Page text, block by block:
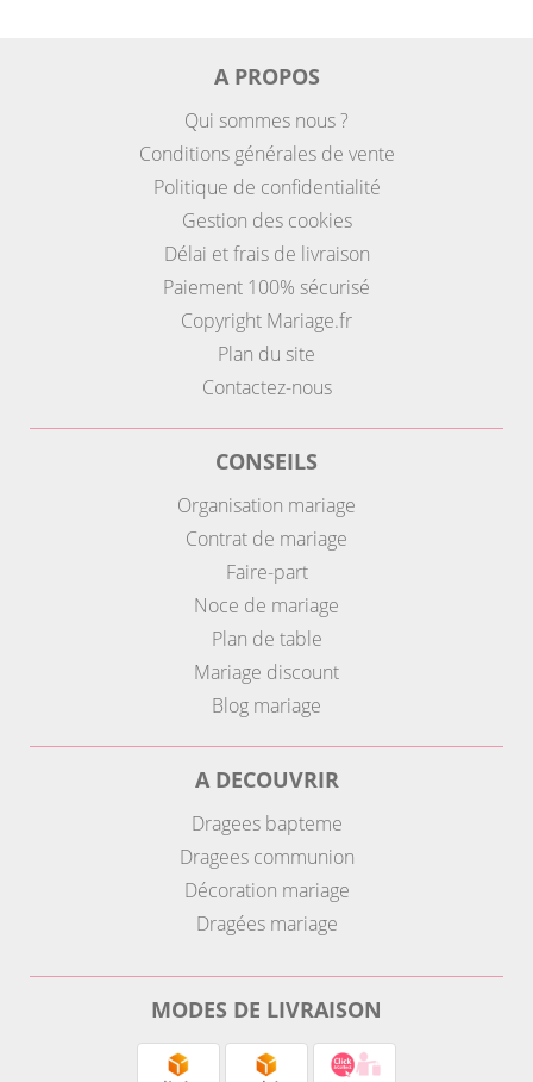
A PROPOS
Qui sommes nous ?
Conditions générales de vente
Politique de confidentialité
Gestion des cookies
Délai et frais de livraison
Paiement 100% sécurisé
Copyright Mariage.fr
Plan du site
Contactez-nous
CONSEILS
Organisation mariage
Contrat de mariage
Faire-part
Noce de mariage
Plan de table
Mariage discount
Blog mariage
A DECOUVRIR
Dragees bapteme
Dragees communion
Décoration mariage
Dragées mariage
MODES DE LIVRAISON